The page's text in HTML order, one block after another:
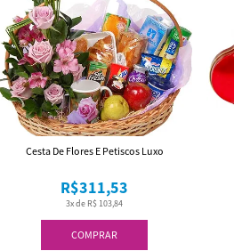
COMPRAR
3x de R$ 103,84
R$311,53
Cesta De Flores E Petiscos Luxo